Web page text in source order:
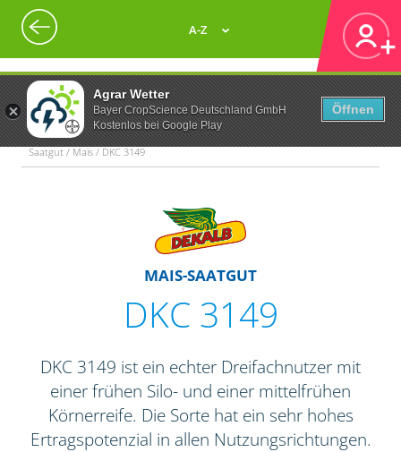
Agrar Wetter
Bayer CropScience Deutschland GmbH
Kostenlos bei Google Play
Öffnen
A-Z
Saatgut / Mais / DKC 3149
MAIS-SAATGUT
DKC 3149
DKC 3149 ist ein echter Dreifachnutzer mit
einer frühen Silo- und einer mittelfrühen
Körnerreife. Die Sorte hat ein sehr hohes
Ertragspotenzial in allen Nutzungsrichtungen.